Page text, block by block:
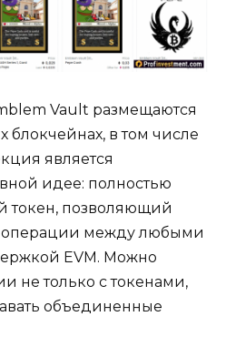
Vault размещаются
блокчейнах, в том числе
является
идее: полностью
токен, позволяющий
операции между любыми
EVM. Можно
не только с токенами,
объединенные